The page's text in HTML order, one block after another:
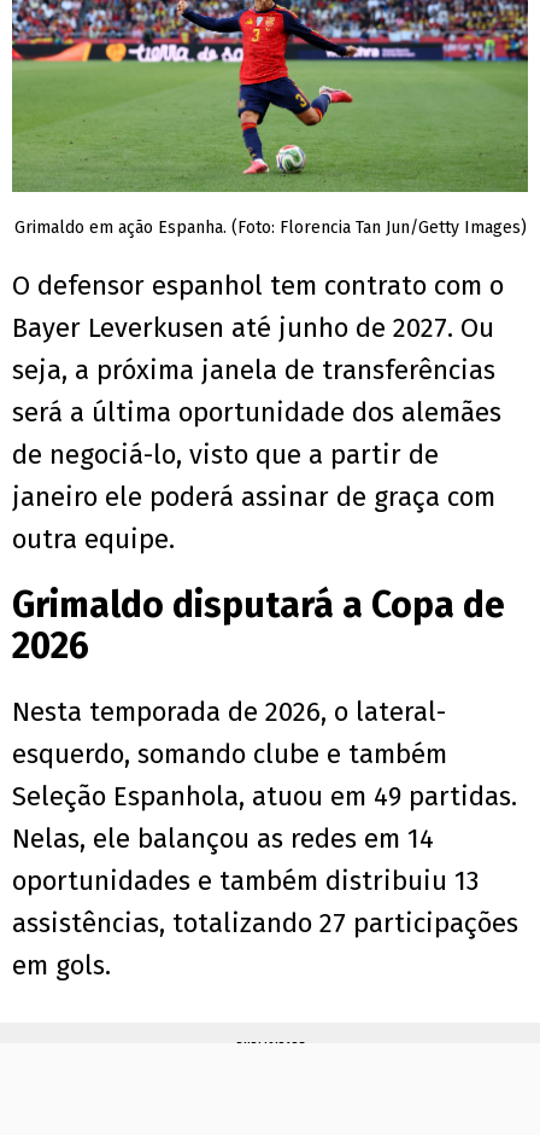
Grimaldo em ação Espanha. (Foto: Florencia Tan Jun/Getty Images)
O defensor espanhol tem contrato com o
Bayer Leverkusen até junho de 2027. Ou
seja, a próxima janela de transferências
será a última oportunidade dos alemães
de negociá-lo, visto que a partir de
janeiro ele poderá assinar de graça com
outra equipe.
Grimaldo disputará a Copa de
2026
Nesta temporada de 2026, o lateral-
esquerdo, somando clube e também
Seleção Espanhola, atuou em 49 partidas.
Nelas, ele balançou as redes em 14
oportunidades e também distribuiu 13
assistências, totalizando 27 participações
em gols.
PUBLICIDADE